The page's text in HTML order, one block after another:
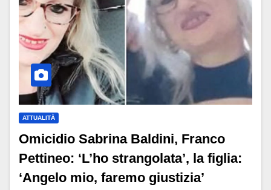
ATTUALITÀ
Omicidio Sabrina Baldini, Franco
Pettineo: ‘L’ho strangolata’, la figlia:
‘Angelo mio, faremo giustizia’